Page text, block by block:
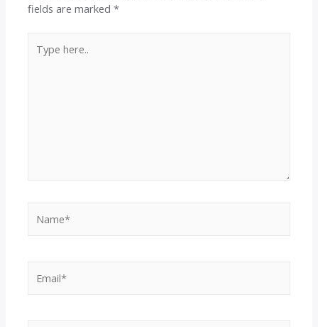
fields are marked*
here..